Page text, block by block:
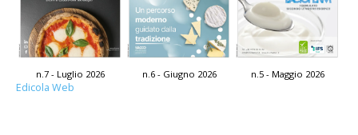
n.7 - Luglio 2026 n.6 - Giugno 2026 n.5 - Maggio 2026
Edicola Web